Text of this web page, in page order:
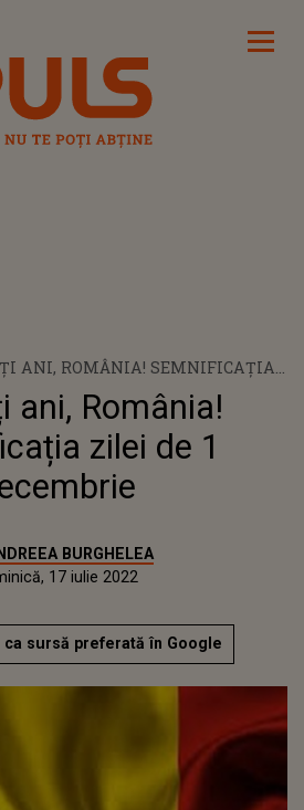
ANI, ROMÂNIA! SEMNIFICAȚIA
1 DECEMBRIE
ani, România!
zilei de 1
BURGHELEA
17 iulie 2022
ca sursă preferată în Google